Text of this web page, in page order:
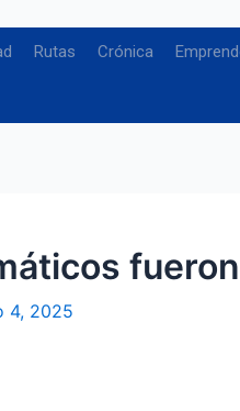
Rutas Crónica
4, 2025